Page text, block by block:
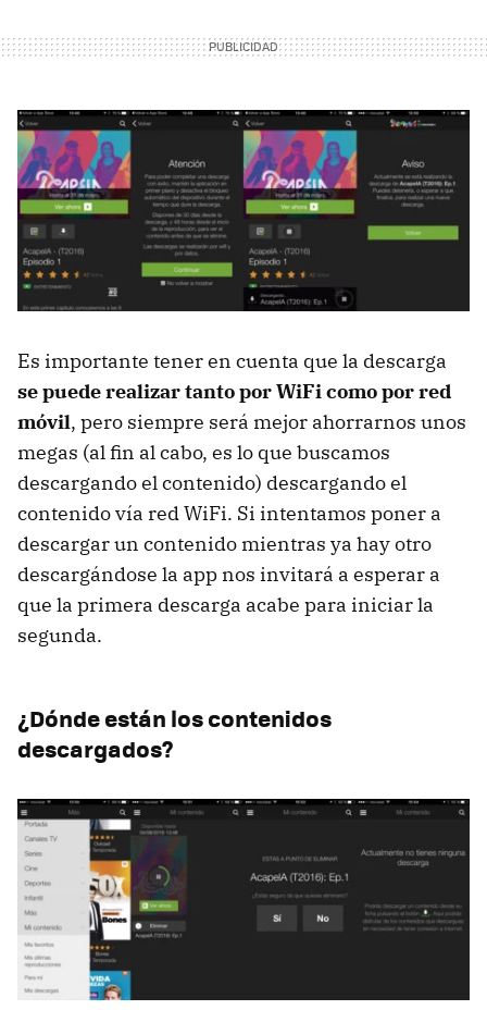
Es importante tener en cuenta que la descarga
se puede realizar tanto por WiFi como por red
móvil, pero siempre será mejor ahorrarnos unos
megas (al fin al cabo, es lo que buscamos
descargando el contenido) descargando el
contenido vía red WiFi. Si intentamos poner a
descargar un contenido mientras ya hay otro
descargándose la app nos invitará a esperar a
que la primera descarga acabe para iniciar la
segunda.
¿Dónde están los contenidos
descargados?